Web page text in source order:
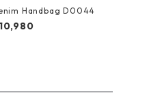
Handbag D0044